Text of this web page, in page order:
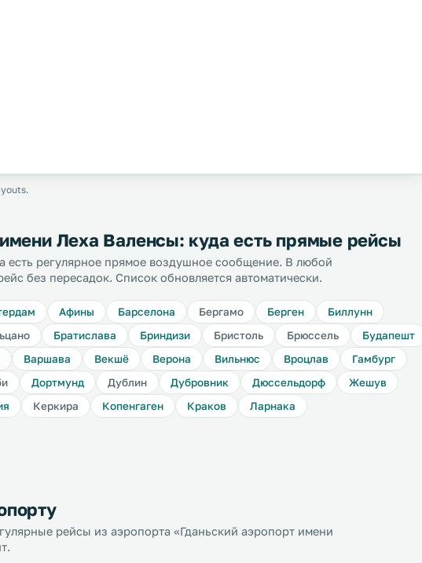
Леха Валенсы: куда есть прямые рейсы
есть регулярное прямое воздушное сообщение. В любой
без пересадок. Список обновляется автоматически.
Афины Барселона Бергамо Берген
Биллунн
Братислава Бриндизи Бристоль Брюссель
Будапешт
Варшава Векшё Верона Вильнюс Вроцлав
Гамбург
Дортмунд Дублин Дубровник Дюссельдорф
Жешув
Керкира Копенгаген Краков
Ларнака
рейсы из аэропорта «Гданьский аэропорт имени